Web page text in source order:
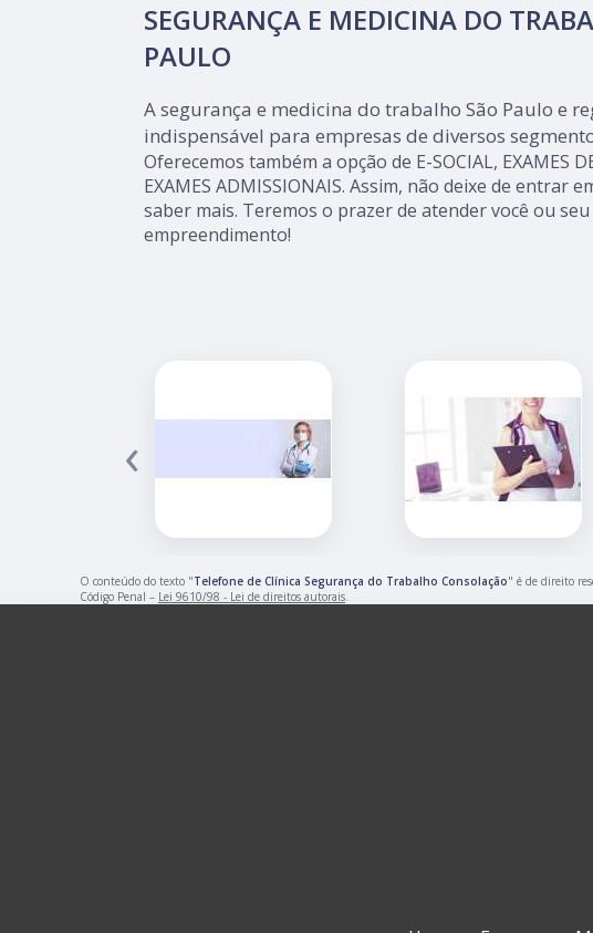
SEGURANÇA E MEDICINA DO
PAULO
A segurança e medicina do trabalho São Paulo e
indispensável para empresas de diversos
Oferecemos também a opção de E-SOCIAL, EXAMES
EXAMES ADMISSIONAIS. Assim, não deixe de entrar
saber mais. Teremos o prazer de atender você ou seu
empreendimento!
‹
O conteúdo do texto "Telefone de Clínica Segurança do Trabalho Consolação" é de direito
Código Penal – Lei 9610/98 - Lei de direitos autorais